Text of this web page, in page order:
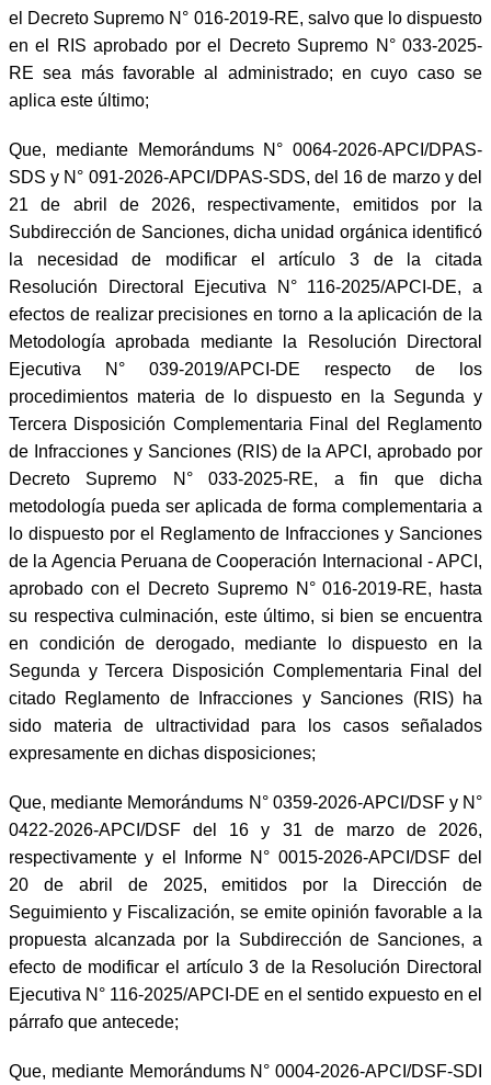
el Decreto Supremo N° 016-2019-RE, salvo que lo dispuesto
en el RIS aprobado por el Decreto Supremo N° 033-2025-
RE sea más favorable al administrado; en cuyo caso se
aplica este último;
Que, mediante Memorándums N° 0064-2026-APCI/DPAS-
SDS y N° 091-2026-APCI/DPAS-SDS, del 16 de marzo y del
21 de abril de 2026, respectivamente, emitidos por la
Subdirección de Sanciones, dicha unidad orgánica identificó
la necesidad de modificar el artículo 3 de la citada
Resolución Directoral Ejecutiva N° 116-2025/APCI-DE, a
efectos de realizar precisiones en torno a la aplicación de la
Metodología aprobada mediante la Resolución Directoral
Ejecutiva N° 039-2019/APCI-DE respecto de los
procedimientos materia de lo dispuesto en la Segunda y
Tercera Disposición Complementaria Final del Reglamento
de Infracciones y Sanciones (RIS) de la APCI, aprobado por
Decreto Supremo N° 033-2025-RE, a fin que dicha
metodología pueda ser aplicada de forma complementaria a
lo dispuesto por el Reglamento de Infracciones y Sanciones
de la Agencia Peruana de Cooperación Internacional - APCI,
aprobado con el Decreto Supremo N° 016-2019-RE, hasta
su respectiva culminación, este último, si bien se encuentra
en condición de derogado, mediante lo dispuesto en la
Segunda y Tercera Disposición Complementaria Final del
citado Reglamento de Infracciones y Sanciones (RIS) ha
sido materia de ultractividad para los casos señalados
expresamente en dichas disposiciones;
Que, mediante Memorándums N° 0359-2026-APCI/DSF y N°
0422-2026-APCI/DSF del 16 y 31 de marzo de 2026,
respectivamente y el Informe N° 0015-2026-APCI/DSF del
20 de abril de 2025, emitidos por la Dirección de
Seguimiento y Fiscalización, se emite opinión favorable a la
propuesta alcanzada por la Subdirección de Sanciones, a
efecto de modificar el artículo 3 de la Resolución Directoral
Ejecutiva N° 116-2025/APCI-DE en el sentido expuesto en el
párrafo que antecede;
Que, mediante Memorándums N° 0004-2026-APCI/DSF-SDI